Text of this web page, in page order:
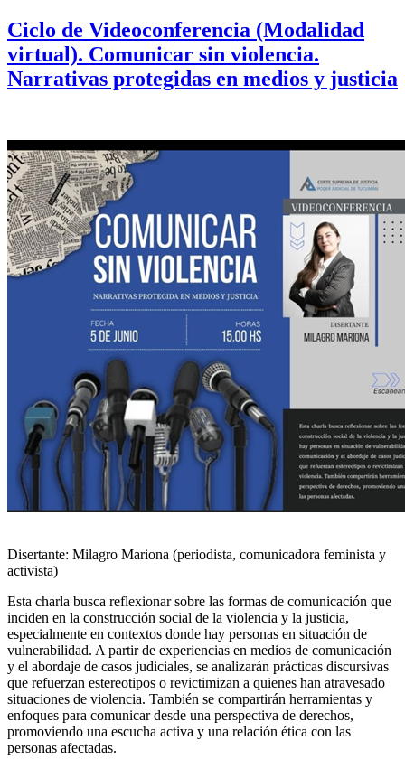
Ciclo de Videoconferencia (Modalidad
virtual). Comunicar sin violencia.
Narrativas protegidas en medios y justicia
Disertante: Milagro Mariona (periodista, comunicadora feminista y
activista)
Esta charla busca reflexionar sobre las formas de comunicación que
inciden en la construcción social de la violencia y la justicia,
especialmente en contextos donde hay personas en situación de
vulnerabilidad. A partir de experiencias en medios de comunicación
y el abordaje de casos judiciales, se analizarán prácticas discursivas
que refuerzan estereotipos o revictimizan a quienes han atravesado
situaciones de violencia. También se compartirán herramientas y
enfoques para comunicar desde una perspectiva de derechos,
promoviendo una escucha activa y una relación ética con las
personas afectadas.